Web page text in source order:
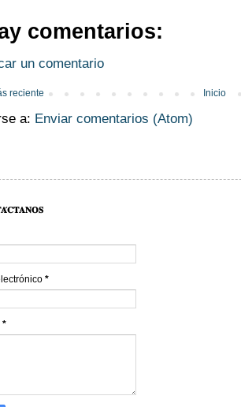
comentarios:
un comentario
reciente Inicio
a: Enviar comentarios (Atom)
*
*